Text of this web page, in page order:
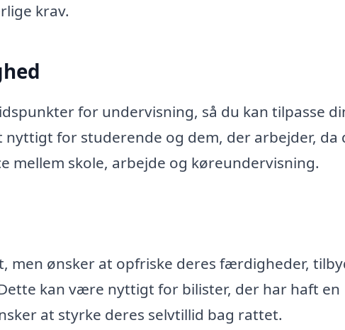
krav.
for undervisning, så du kan tilpasse
for studerende og dem, der arbejder, da
mellem skole, arbejde og køreundervisning.
men ønsker at opfriske deres færdigheder,
kan være nyttigt for bilister, der har haft en
at styrke deres selvtillid bag rattet.